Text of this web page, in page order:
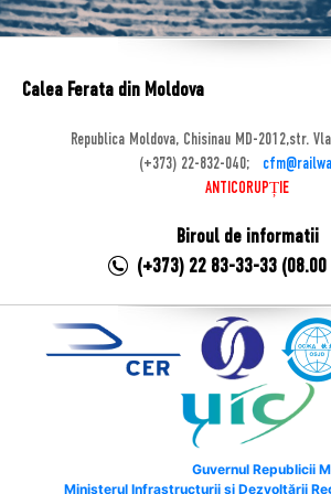
Calea Ferata din Moldova
Republica Moldova, Chisinau MD-2012,str.
(+373) 22-832-040;
ANTICORUPȚIE
Biroul de informatii
(+373) 22 83-33-33 (08.00
Guvernul Republicii
Ministerul Infrastructurii și Dezvoltării